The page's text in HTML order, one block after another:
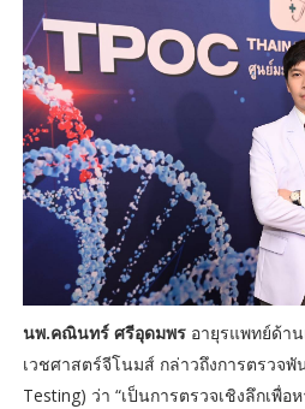
นพ.คณินทร์ ศรีอุดมพรอายุรแพทย์ด้า
เวชศาสตร์จีโนมส์ กล่าวถึงการตรวจพั
Testing) ว่า “เป็นการตรวจเชิงลึกเพื่